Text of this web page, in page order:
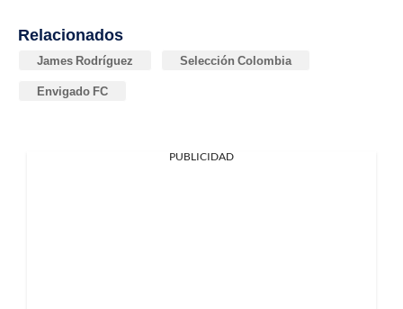
Relacionados
James Rodríguez Selección Colombia
Envigado FC
PUBLICIDAD